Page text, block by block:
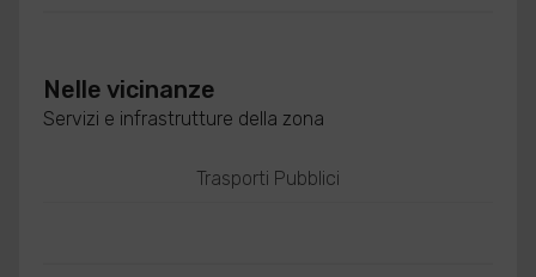
Nelle vicinanze
Servizi e infrastrutture della zona
Trasporti Pubblici